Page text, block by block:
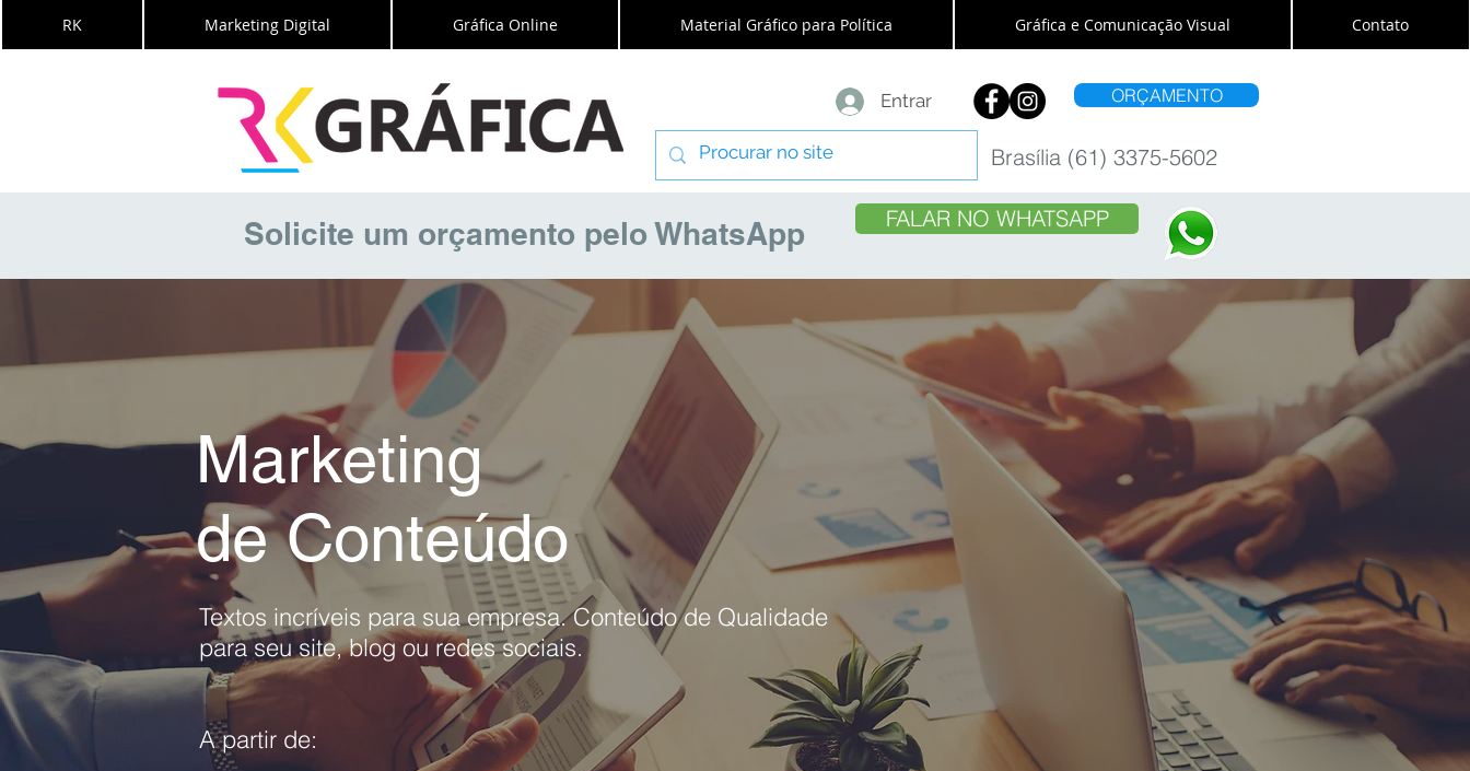
RK Marketing Digital Gráfica Online Material Gráfico para Política Gráfica e Comunicação Visual Contato
Entrar ORÇAMENTO
Brasília (61) 3375-5602
Solicite um orçamento pelo WhatsApp FALAR NO WHATSAPP
A partir de:
Marketing
de Conteúdo
Textos incríveis para sua empresa.Conteúdo de Qualidade
para seu site, blog ouredes sociais.